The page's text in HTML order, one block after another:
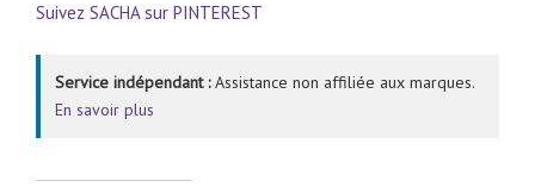
Suivez SACHA sur PINTEREST
Service indépendant :Assistance non affiliée aux marques.
En savoir plus